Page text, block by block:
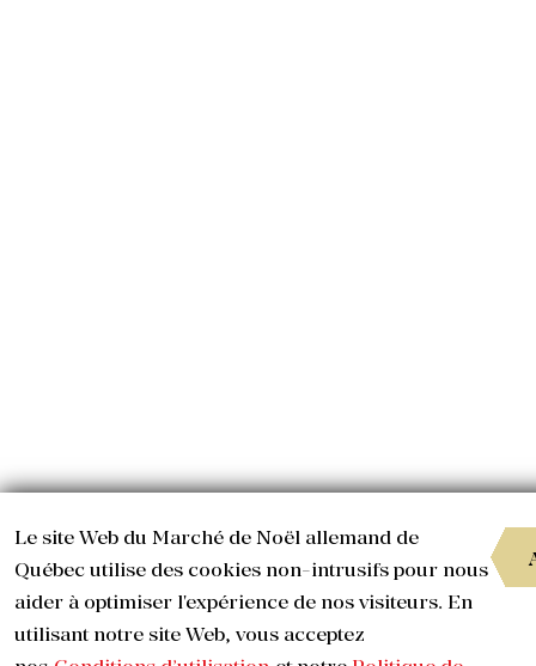
Le site Web du Marché de Noël allemand de
Québec utilise des cookies non-intrusifs pour nous
aider à optimiser l'expérience de nos visiteurs. En
utilisant notre site Web, vous acceptez